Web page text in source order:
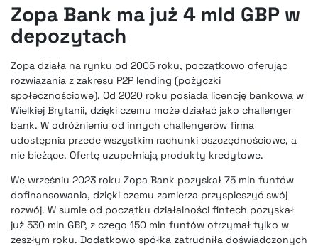
Zopa Bank ma już 4 mld GBP w
depozytach
Zopa działa na rynku od 2005 roku, początkowo oferując
rozwiązania z zakresu P2P lending (pożyczki
społecznościowe). Od 2020 roku posiada licencję bankową w
Wielkiej Brytanii, dzięki czemu może działać jako challenger
bank. W odróżnieniu od innych challengerów firma
udostępnia przede wszystkim rachunki oszczędnościowe, a
nie bieżące. Ofertę uzupełniają produkty kredytowe.
We wrześniu 2023 roku Zopa Bank pozyskał 75 mln funtów
dofinansowania, dzięki czemu zamierza przyspieszyć swój
rozwój. W sumie od początku działalności fintech pozyskał
już 530 mln GBP, z czego 150 mln funtów otrzymał tylko w
zeszłym roku. Dodatkowo spółka zatrudniła doświadczonych